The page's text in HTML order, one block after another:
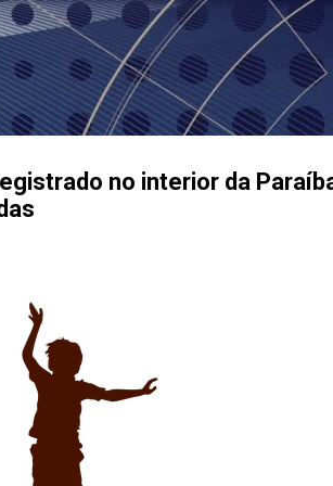
para o conteúdo principal
no interior da